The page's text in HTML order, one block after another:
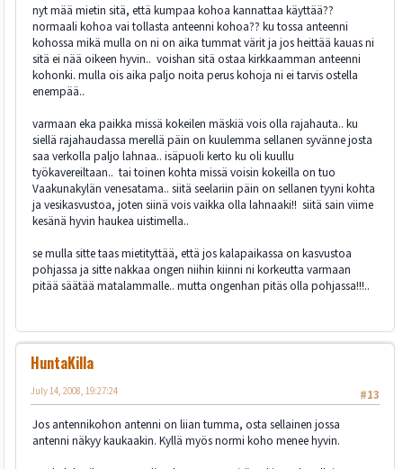
nyt mää mietin sitä, että kumpaa kohoa kannattaa käyttää??
normaali kohoa vai tollasta anteenni kohoa?? ku tossa anteenni
kohossa mikä mulla on ni on aika tummat värit ja jos heittää kauas ni
sitä ei nää oikeen hyvin.. voishan sitä ostaa kirkkaamman anteenni
kohonki. mulla ois aika paljo noita perus kohoja ni ei tarvis ostella
enempää..
varmaan eka paikka missä kokeilen mäskiä vois olla rajahauta.. ku
siellä rajahaudassa merellä päin on kuulemma sellanen syvänne josta
saa verkolla paljo lahnaa.. isäpuoli kerto ku oli kuullu
työkavereiltaan.. tai toinen kohta missä voisin kokeilla on tuo
Vaakunakylän venesatama.. siitä seelariin päin on sellanen tyyni kohta
ja vesikasvustoa, joten siinä vois vaikka olla lahnaaki!! siitä sain viime
kesänä hyvin haukea uistimella..
se mulla sitte taas mietityttää, että jos kalapaikassa on kasvustoa
pohjassa ja sitte nakkaa ongen niihin kiinni ni korkeutta varmaan
pitää säätää matalammalle.. mutta ongenhan pitäs olla pohjassa!!!..
HuntaKilla
#13
July 14, 2008, 19:27:24
Jos antennikohon antenni on liian tumma, osta sellainen jossa
antenni näkyy kaukaakin. Kyllä myös normi koho menee hyvin.